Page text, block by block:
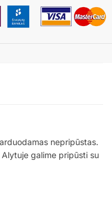
nepripūstas.
galime pripūsti su